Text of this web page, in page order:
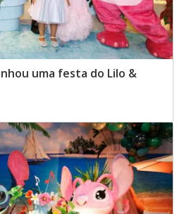
uma festa do Lilo &